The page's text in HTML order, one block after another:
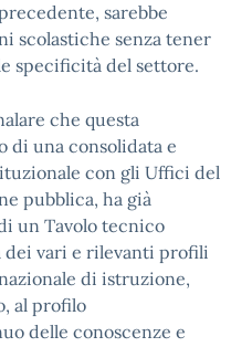
sarebbe
scolastiche senza tener
specificità del settore.
che questa
di una consolidata e
con gli Uffici del
pubblica, ha già
un Tavolo tecnico
dei vari e rilevanti profili
di istruzione,
al profilo
delle conoscenze e